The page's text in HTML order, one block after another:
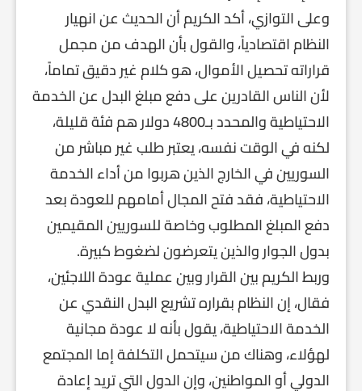
وعلى التوازي، أكد الكريم أن الحديث عن انهيار
النظام اقتصادياً، والقول بأن الهدف من مجمل
قراراته تحصيل الأموال، هو كلام غير دقيق تماماً،
لأن الناس القادرين على دفع مبلغ البدل عن الخدمة
الاحتياطية والمحدد بـ4800 دولار هم فئة قليلة،
لكنه في الوقت نفسه، يعتبر طلب غير مباشر من
السوريين في الخارج الذين هربوا من أداء الخدمة
الاحتياطية، فقد فتح المجال أمامهم للعودة بعد
دفع المبلغ المطلوب وخاصة للسوريين المقيمين
بدول الجوار والذين يتعرضون لضغوط كبيرة.
وربط الكريم بين القرار وبين عملية عودة اللاجئين،
فقال، إن النظام بقراره تشريع البدل النقدي عن
الخدمة الاحتياطية، يقول بأنه لا عودة مجانية
لهؤلاء، وهناك من سيتحمل التكلفة إما المجتمع
الدولي أو المواطنين، وإن الدول التي تريد إعادة